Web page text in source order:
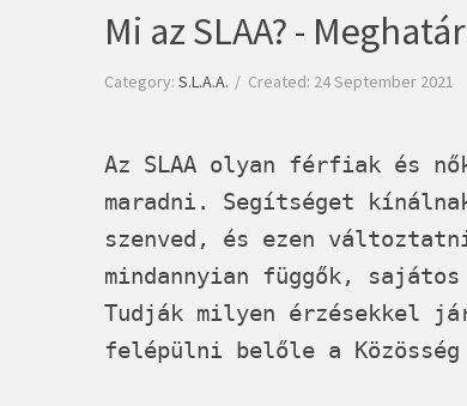
Mi az SLAA? -
Category: S.L.A.A. Created: 24 September 2021
Az SLAA olyan férfiak és
maradni. Segítséget
szenved, és ezen
mindannyian függők,
Tudják milyen érzésekkel
felépülni belőle a